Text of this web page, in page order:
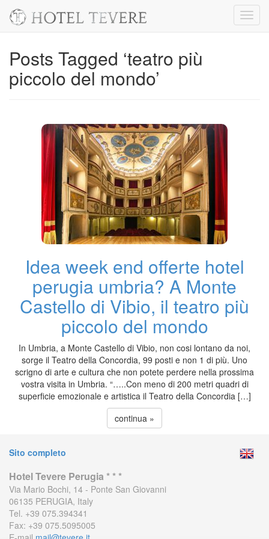
Posts Tagged ‘teatro più
piccolo del mondo’
Idea week end offerte hotel
perugia umbria? A Monte
Castello di Vibio, il teatro più
piccolo del mondo
In Umbria, a Monte Castello di Vibio, non cosi lontano da noi,
sorge il Teatro della Concordia, 99 posti e non 1 di più. Uno
scrigno di arte e cultura che non potete perdere nella prossima
vostra visita in Umbria. “…..Con meno di 200 metri quadri di
superficie emozionale e artistica il Teatro della Concordia […]
continua »
Sito completo
Hotel Tevere Perugia * * *
Via Mario Bochi, 14 - Ponte San Giovanni
06135 PERUGIA, Italy
Tel. +39 075.394341
Fax: +39 075.5095005